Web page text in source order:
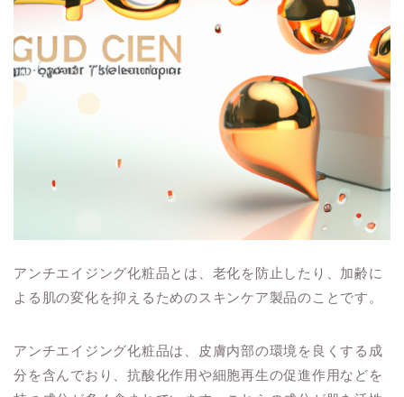
アンチエイジング化粧品とは、老化を防止したり、加齢に
よる肌の変化を抑えるためのスキンケア製品のことです。
アンチエイジング化粧品は、皮膚内部の環境を良くする成
分を含んでおり、抗酸化作用や細胞再生の促進作用などを